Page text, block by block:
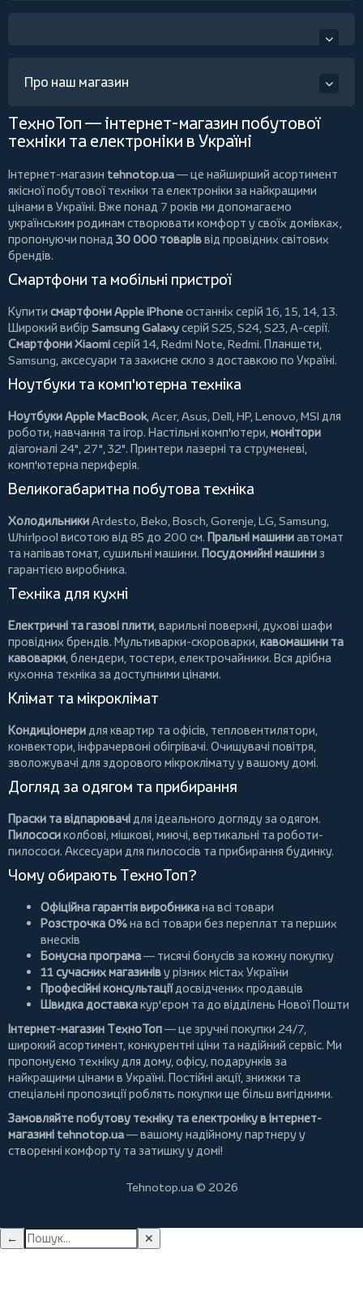
Про наш магазин
ТехноТоп — інтернет-магазин побутової
техніки та електроніки в Україні
Інтернет-магазин tehnotop.ua— це найширший асортимент
якісної побутової техніки та електроніки за найкращими
цінами в Україні. Вже понад 7 років ми допомагаємо
українським родинам створювати комфорт у своїх домівках,
пропонуючи понад 30 000 товаріввід провідних світових
брендів.
Смартфони та мобільні пристрої
Купити смартфони Apple iPhoneостанніх серій 16, 15, 14, 13.
Широкий вибір Samsung Galaxyсерій S25, S24, S23, A-серії.
Смартфони Xiaomiсерій 14, Redmi Note, Redmi. Планшети,
Samsung, аксесуари тазахисне скло з доставкою по Україні.
Ноутбуки та комп'ютерна техніка
Ноутбуки Apple MacBook, Acer, Asus, Dell, HP, Lenovo, MSI для
роботи, навчання та ігор. Настільні комп'ютери, монітори
діагоналі 24", 27", 32". Принтери лазерні та струменеві,
комп'ютерна периферія.
Великогабаритна побутова техніка
ХолодильникиArdesto, Beko, Bosch, Gorenje, LG, Samsung,
Whirlpool висотою від 85 до 200 см. Пральні машиниавтомат
та напівавтомат, сушильні машини. Посудомийні машиниз
гарантією виробника.
Техніка для кухні
Електричні та газові плити, варильні поверхні, духові шафи
провідних брендів. Мультиварки-скороварки, кавомашини та
кавоварки, блендери, тостери, електрочайники. Вся дрібна
кухонна техніка за доступними цінами.
Клімат та мікроклімат
Кондиціонери для квартир та офісів, тепловентилятори,
конвектори, інфрачервоні обігрівачі. Очищувачі повітря,
зволожувачі для здорового мікроклімату у вашому домі.
Догляд за одягом та прибирання
Праски та відпарювачі для ідеального догляду за одягом.
Пилососиколбові, мішкові, миючі, вертикальні тароботи-
пилососи. Аксесуари для пилососів та прибирання будинку.
Чому обирають ТехноТоп?
Офіційна гарантія виробникана всі товари
Розстрочка 0%на всі товари без переплат та перших
внесків
Бонусна програма— тисячі бонусів за кожну покупку
11 сучасних магазиніву різних містах України
Професійні консультаціїдосвідчених продавців
Швидка доставкакур'єром та до відділень Нової Пошти
Інтернет-магазин ТехноТоп— це зручні покупки 24/7,
широкий асортимент, конкурентні ціни та надійний сервіс. Ми
пропонуємо техніку для дому, офісу, подарунків за
найкращими цінами в Україні. Постійні акції, знижки та
спеціальні пропозиції роблять покупки ще більш вигідними.
Замовляйте побутову техніку та електроніку в інтернет-
магазині tehnotop.ua— вашому надійному партнеру у
створенні комфорту та затишку у домі!
Tehnotop.ua © 2026
← ✕